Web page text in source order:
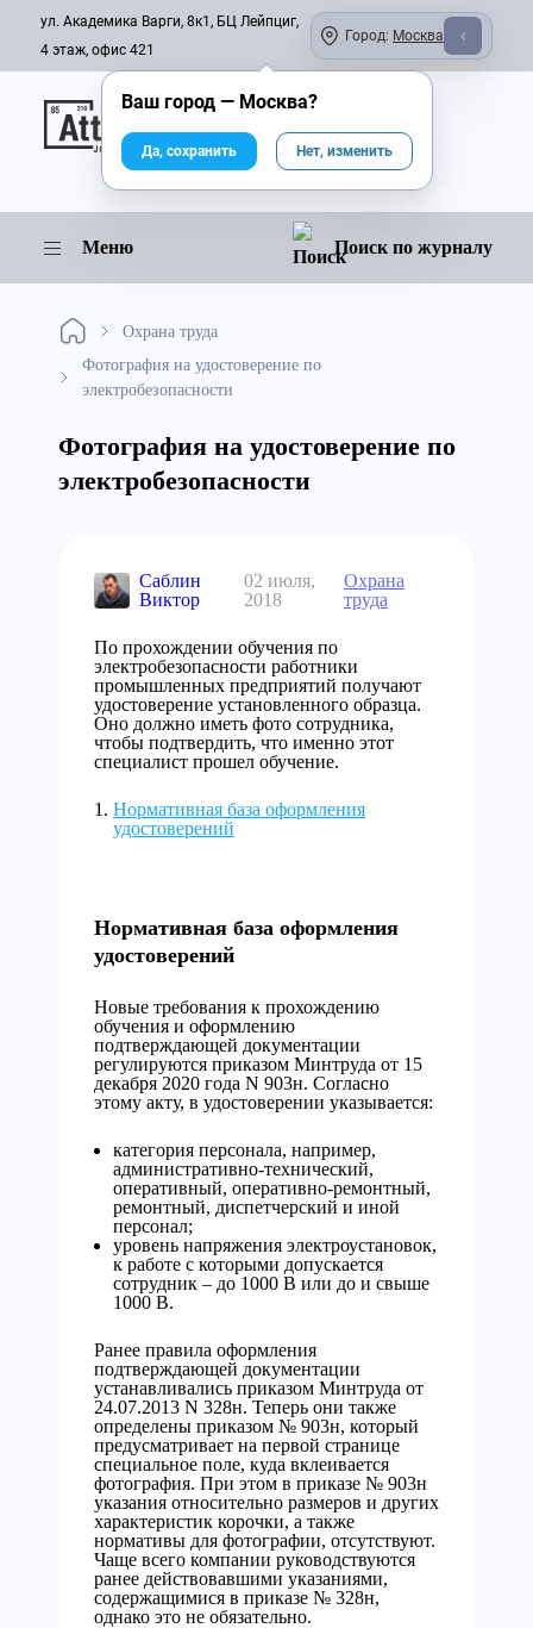
ул. Академика Варги, 8к1, БЦ Лейпциг,
4 этаж, офис 421
Город: Москва
Онлайн-журнал
Меню Поиск по журналу
Охрана труда
Фотография на удостоверение по
электробезопасности
Фотография на удостоверение по
электробезопасности
Саблин
Виктор
02 июля,
2018
Охрана
труда
По прохождении обучения по
электробезопасности работники
промышленных предприятий получают
удостоверение установленного образца.
Оно должно иметь фото сотрудника,
чтобы подтвердить, что именно этот
специалист прошел обучение.
Нормативная база оформления
удостоверений
Нормативная база оформления
удостоверений
Новые требования к прохождению
обучения и оформлению
подтверждающей документации
регулируются приказом Минтруда от 15
декабря 2020 года N 903н. Согласно
этому акту, в удостоверении указывается:
категория персонала, например,
административно-технический,
оперативный, оперативно-ремонтный,
ремонтный, диспетчерский и иной
персонал;
уровень напряжения электроустановок,
к работе с которыми допускается
сотрудник – до 1000 В или до и свыше
1000 В.
Ранее правила оформления
подтверждающей документации
устанавливались приказом Минтруда от
24.07.2013 N 328н. Теперь они также
определены приказом № 903н, который
предусматривает на первой странице
специальное поле, куда вклеивается
фотография. При этом в приказе № 903н
указания относительно размеров и других
характеристик корочки, а также
нормативы для фотографии, отсутствуют.
Чаще всего компании руководствуются
ранее действовавшими указаниями,
содержащимися в приказе № 328н,
однако это не обязательно.
Ваш город — Москва?
Да, сохранить Нет, изменить